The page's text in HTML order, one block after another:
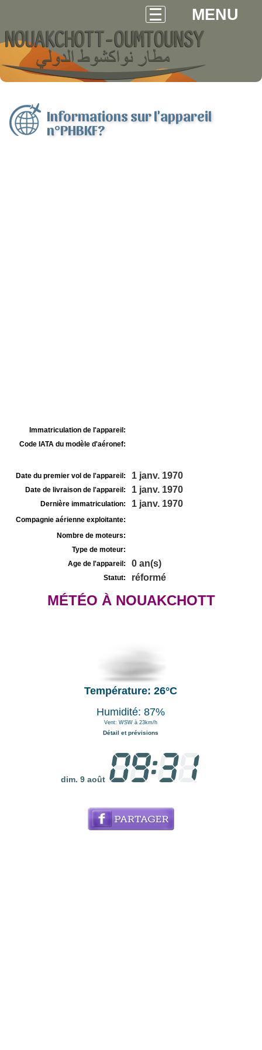
MENU
Informations sur l'appareil
n°PHBKF?
Immatriculation de l'appareil:
Code IATA du modèle d'aéronef:
Date du premier vol de l'appareil: 1 janv. 1970
Date de livraison de l'appareil: 1 janv. 1970
Dernière immatriculation: 1 janv. 1970
Compagnie aérienne exploitante:
Nombre de moteurs:
Type de moteur:
Age de l'appareil:
0 an(s)
Statut: réformé
MÉTÉO À NOUAKCHOTT
Température: 26°C
Humidité: 87%
Vent: WSW à 23km/h
Détail et prévisions
dim. 9 août